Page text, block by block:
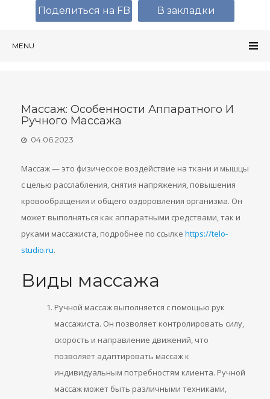
MENU
Массаж: Особенности Аппаратного И
Ручного Массажа
04.06.2023
Массаж — это физическое воздействие на ткани и мышцы
с целью расслабления, снятия напряжения, повышения
кровообращения и общего оздоровления организма. Он
может выполняться как аппаратными средствами, так и
руками массажиста, подробнее по ссылке https://telo-
studio.ru.
Виды массажа
Ручной массаж выполняется с помощью рук
массажиста. Он позволяет контролировать силу,
скорость и направление движений, что
позволяет адаптировать массаж к
индивидуальным потребностям клиента. Ручной
массаж может быть различными техниками,
Поделиться на FB В закладки